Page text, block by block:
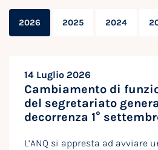
2026 2025 2024
14 Luglio 2026
Cambiamento di
del segretariato
decorrenza 1°
L’ANQ si appresta ad avviare